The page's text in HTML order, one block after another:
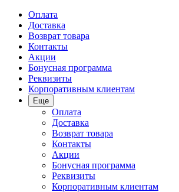
Оплата
Доставка
Возврат товара
Контакты
Акции
Бонусная программа
Реквизиты
Корпоративным клиентам
Еще
Оплата
Доставка
Возврат товара
Контакты
Акции
Бонусная программа
Реквизиты
Корпоративным клиентам